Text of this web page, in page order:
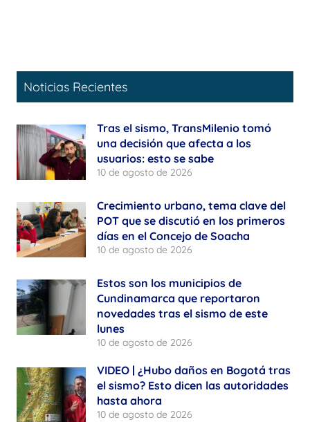
Noticias Recientes
Tras el sismo, TransMilenio tomó
una decisión que afecta a los
usuarios: esto se sabe
10 de agosto de 2026
Crecimiento urbano, tema clave del
POT que se discutió en los primeros
días en el Concejo de Soacha
10 de agosto de 2026
Estos son los municipios de
Cundinamarca que reportaron
novedades tras el sismo de este
lunes
10 de agosto de 2026
VIDEO | ¿Hubo daños en Bogotá tras
el sismo? Esto dicen las autoridades
hasta ahora
10 de agosto de 2026